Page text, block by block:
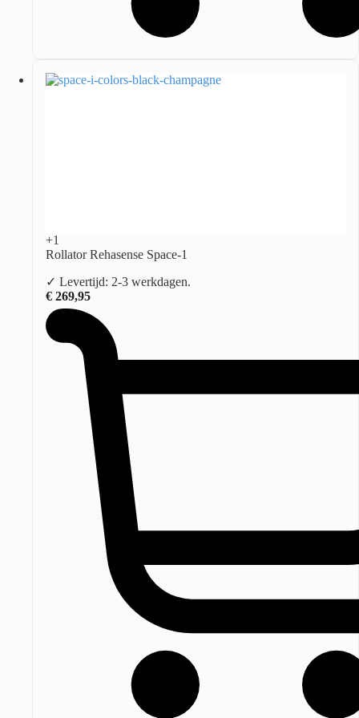
+1
Rollator Rehasense Space-1
✓ Levertijd: 2-3 werkdagen.
€ 269,95